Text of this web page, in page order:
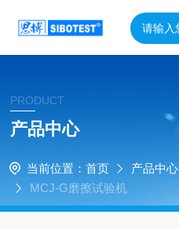
PRODUCT
产品中心
当前位置： 首页 产品中心
MCJ-G磨擦试验机